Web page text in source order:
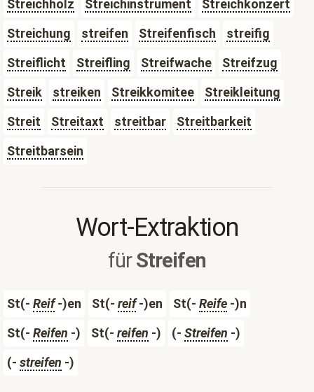
Streichholz
Streichinstrument
Streichkonzert
Streichung
streifen Streifenfisch
streifig
Streiflicht
Streifling Streifwache
Streifzug
Streik
streiken Streikkomitee
Streikleitung
Streit
Streitaxt streitbar
Streitbarkeit
Streitbarsein
Wort-Extraktion
fürStreifen
St(- Reif-)en St(- reif-)en St(- Reife -)n
St(- Reifen -) St(- reifen -) (- Streifen -)
(- streifen -)